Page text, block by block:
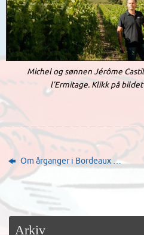
Michel og sønnen Jérôme
l’Ermitage. Klikk på
Om årganger i Bordeaux …
Arkiv